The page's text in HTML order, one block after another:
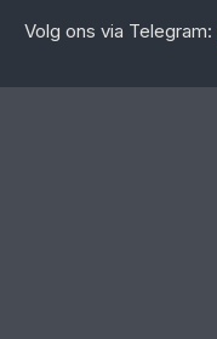
Volg ons via Telegram: